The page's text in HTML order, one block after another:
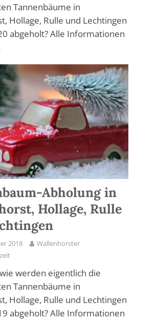
Tannenbäume in
Hollage, Rulle und Lechtingen
abgeholt? Alle Informationen
Abholung in
Hollage, Rulle
2018
Wallenhorster
werden eigentlich die
Tannenbäume in
Hollage, Rulle und Lechtingen
abgeholt? Alle Informationen